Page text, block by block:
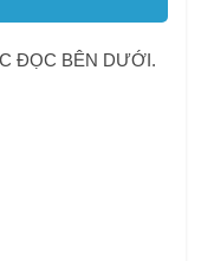
ĐỌC BÊN DƯỚI.